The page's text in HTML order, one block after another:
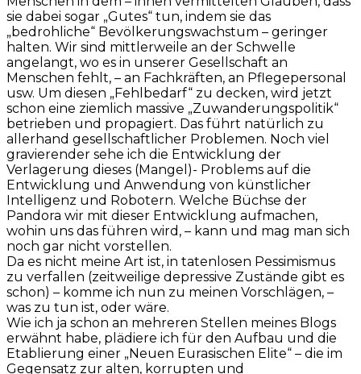
sie dabei sogar „Gutes“ tun, indem sie das
„bedrohliche“ Bevölkerungswachstum – geringer
halten. Wir sind mittlerweile an der Schwelle
angelangt, wo es in unserer Gesellschaft an
Menschen fehlt, – an Fachkräften, an Pflegepersonal
usw. Um diesen „Fehlbedarf“ zu decken, wird jetzt
schon eine ziemlich massive „Zuwanderungspolitik“
betrieben und propagiert. Das führt natürlich zu
allerhand gesellschaftlicher Problemen. Noch viel
gravierender sehe ich die Entwicklung der
Verlagerung dieses (Mangel)- Problems auf die
Entwicklung und Anwendung von künstlicher
Intelligenz und Robotern. Welche Büchse der
Pandora wir mit dieser Entwicklung aufmachen,
wohin uns das führen wird, – kann und mag man sich
noch gar nicht vorstellen.
Da es nicht meine Art ist, in tatenlosen Pessimismus
zu verfallen (zeitweilige depressive Zustände gibt es
schon) – komme ich nun zu meinen Vorschlägen, –
was zu tun ist, oder wäre.
Wie ich ja schon an mehreren Stellen meines Blogs
erwähnt habe, plädiere ich für den Aufbau und die
Etablierung einer „Neuen Eurasischen Elite“ – die im
Gegensatz zur alten, korrupten und